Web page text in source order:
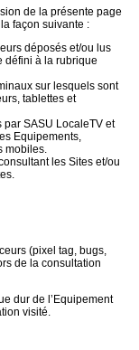
de la présente page
façon suivante :
déposés et/ou lus
défini à la rubrique
sur lesquels sont
tablettes et
SASU LocaleTV et
Equipements,
mobiles.
les Sites et/ou
(pixel tag, bugs,
de la consultation
dur de l’Equipement
visité.